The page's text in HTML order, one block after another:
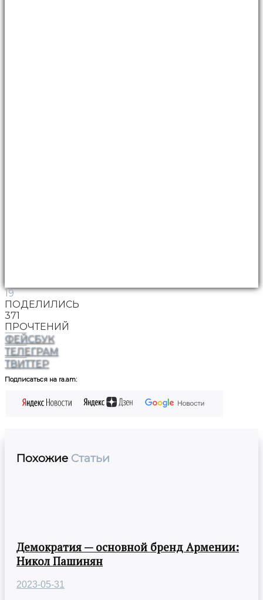
19
ПОДЕЛИЛИСЬ
371
ПРОЧТЕНИЙ
ФЕЙСБУК
ТЕЛЕГРАМ
ТВИТТЕР
Подписаться на ra.am:
Похожие Статьи
Демократия — основной бренд Армении:
Никол Пашинян
2023-05-31